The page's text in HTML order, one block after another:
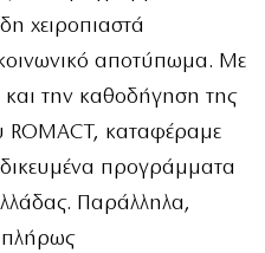
χειροπιαστά
αποτύπωμα. Με
και την καθοδήγηση της
ROMACT, καταφέραμε
προγράμματα
Παράλληλα,
πλήρως